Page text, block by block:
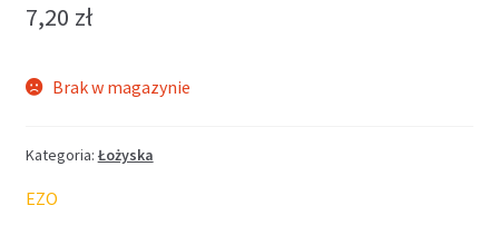
7,20 zł
Brak w magazynie
Kategoria: Łożyska
EZO